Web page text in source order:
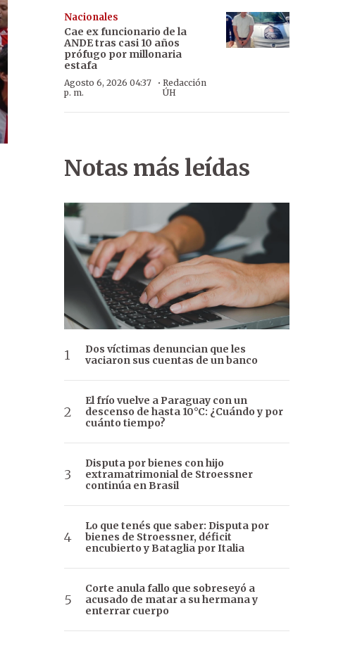
Nacionales
Cae ex funcionario de la
ANDE tras casi 10 años
prófugo por millonaria
estafa
Agosto 6, 2026 04:37
p. m.
· Redacción
ÚH
Notas más leídas
Dos víctimas denuncian que les
vaciaron sus cuentas de un banco
El frío vuelve a Paraguay con un
descenso de hasta 10°C: ¿Cuándo y por
cuánto tiempo?
Disputa por bienes con hijo
extramatrimonial de Stroessner
continúa en Brasil
Lo que tenés que saber: Disputa por
bienes de Stroessner, déficit
encubierto y Bataglia por Italia
Corte anula fallo que sobreseyó a
acusado de matar a su hermana y
enterrar cuerpo